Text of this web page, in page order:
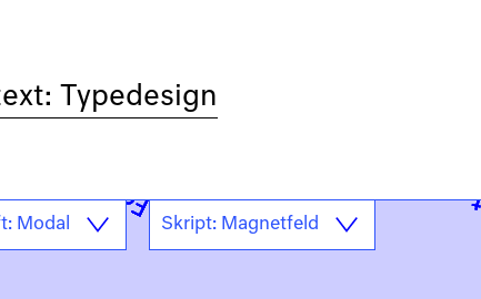
Typedesign
Modal Skript: Magnetfeld